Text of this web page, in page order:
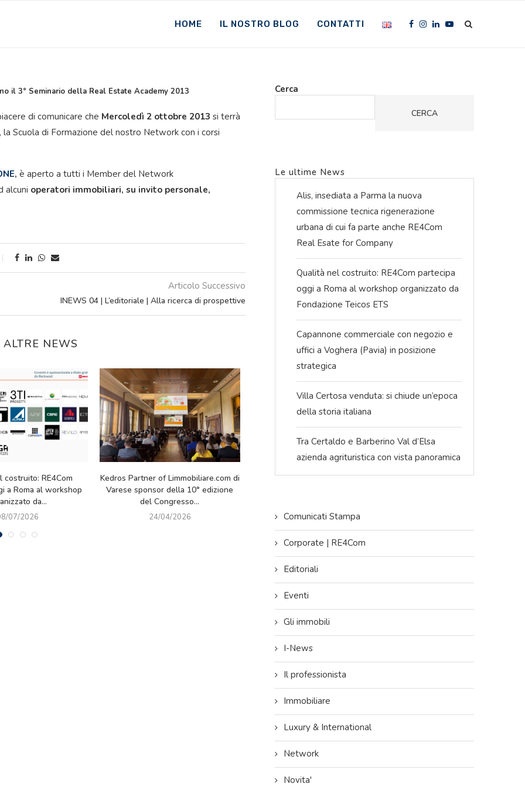
HOME IL NOSTRO BLOG CONTATTI
il 3° Seminario della Real Estate Academy 2013
di comunicare che Mercoledì 2 ottobre 2013 si terrà
, la Scuola di Formazione del nostro Network con i corsi
, è aperto a tutti i Member del Network
alcuni operatori immobiliari, su invito personale,
Articolo Successivo
INEWS 04 | L’editoriale | Alla ricerca di prospettive
NEWS
I.LAB In-Formazione 2026: grande
partecipazione alla prima giornata di
Milano. Prossimo appuntamento...
Milano-Cortina 2026: un successo
che lascia il segno (anche sul
I.LAB 2025: un anno di in-formazione,
Presentate
Cerca
CERCA
Le ultime News
Alis, insediata a Parma la nuova
commissione tecnica rigenerazione
urbana di cui fa parte anche RE4Com
Real Esate for Company
Qualità nel costruito: RE4Com partecipa
oggi a Roma al workshop organizzato da
Fondazione Teicos ETS
Capannone commerciale con negozio e
uffici a Voghera (Pavia) in posizione
strategica
Villa Certosa venduta: si chiude un’epoca
della storia italiana
Tra Certaldo e Barberino Val d’Elsa
azienda agrituristica con vista panoramica
Comunicati Stampa
Corporate | RE4Com
Editoriali
Eventi
Gli immobili
I-News
Il professionista
Immobiliare
Luxury & International
Network
Novita'